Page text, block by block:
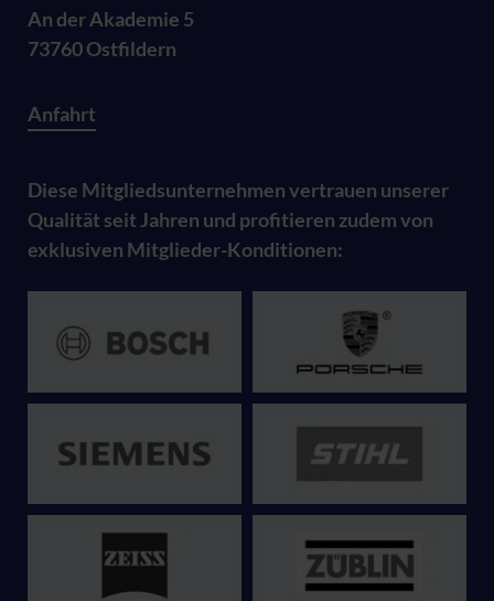
An der Akademie 5
73760 Ostfildern
Anfahrt
Diese Mitgliedsunternehmen vertrauen unserer
Qualität seit Jahren und profitieren zudem von
exklusiven Mitglieder-Konditionen: